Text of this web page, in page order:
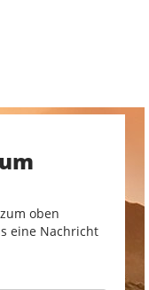
oben
eine Nachricht